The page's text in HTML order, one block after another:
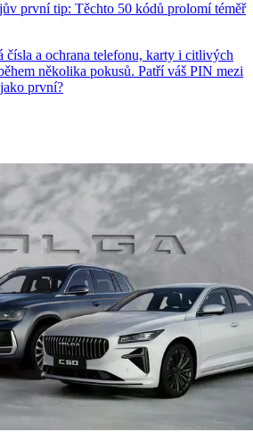
první tip: Těchto 50 kódů prolomí téměř
čísla a ochrana telefonu, karty i citlivých
několika pokusů. Patří váš PIN mezi
první?